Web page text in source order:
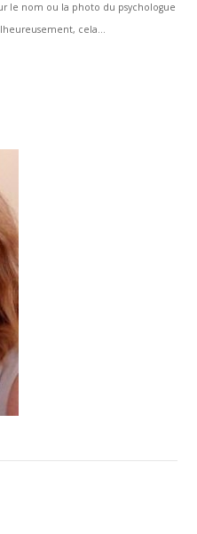
le nom ou la photo du psychologue
cela...